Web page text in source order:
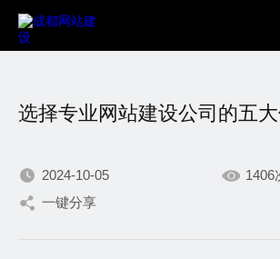
选择专业网站建设公司的五
2024-10-05
1406
一键分享